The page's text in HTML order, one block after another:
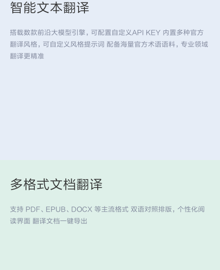
智能文本翻译
搭载数款前沿大模型引擎，可配置自定义API KEY 内置多种官方
翻译风格，可自定义风格提示词 配备海量官方术语语料，专业领域
翻译更精准
多格式文档翻译
支持 PDF、EPUB、DOCX 等主流格式 双语对照排版，个性化阅
读界面 翻译文档一键导出